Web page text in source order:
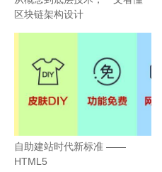
区块链架构设计
自助建站时代新标准 ——
HTML5